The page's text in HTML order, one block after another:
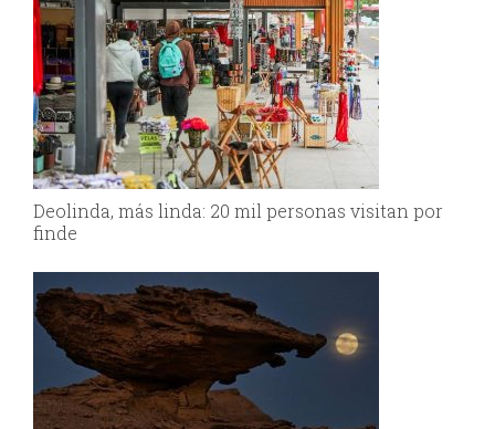
Deolinda, más linda: 20 mil personas visitan por
finde